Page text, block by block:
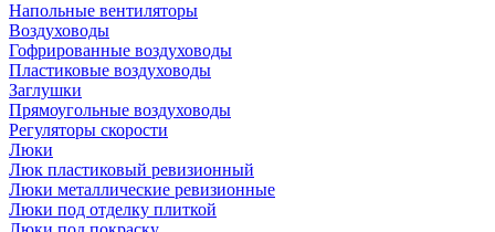
Напольные вентиляторы
Воздуховоды
Гофрированные воздуховоды
Пластиковые воздуховоды
Заглушки
Прямоугольные воздуховоды
Регуляторы скорости
Люки
Люк пластиковый ревизионный
Люки металлические ревизионные
Люки под отделку плиткой